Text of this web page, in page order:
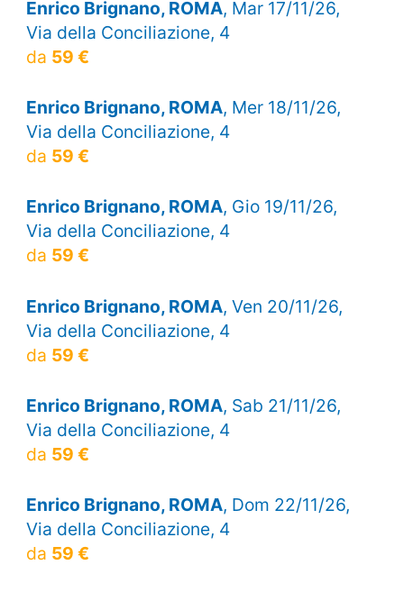
Enrico Brignano, ROMA, Mar 17/11/26,
Via della Conciliazione, 4
da 59 €
Enrico Brignano, ROMA, Mer 18/11/26,
Via della Conciliazione, 4
da 59 €
Enrico Brignano, ROMA, Gio 19/11/26,
Via della Conciliazione, 4
da 59 €
Enrico Brignano, ROMA, Ven 20/11/26,
Via della Conciliazione, 4
da 59 €
Enrico Brignano, ROMA, Sab 21/11/26,
Via della Conciliazione, 4
da 59 €
Enrico Brignano, ROMA, Dom 22/11/26,
Via della Conciliazione, 4
da 59 €